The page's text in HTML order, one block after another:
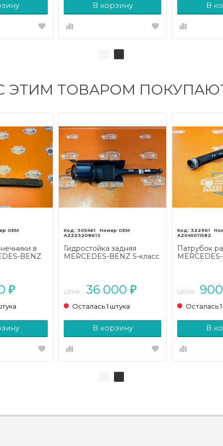
В корзину В
ЭТИМ ТОВАРОМ
в
BENZ
₽
305461
A2223208613
Гидростойка задняя
MERCEDES-BENZ S-класс
ЦЕНА: 36 000 ₽
Осталась 1 штука
В корзину
322961
A2045011582
Патрубок
ЦЕНА:
Осталась
В